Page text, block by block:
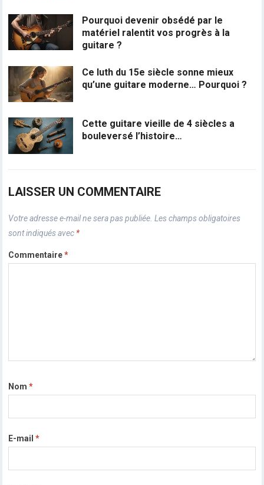
Pourquoi devenir obsédé par le
matériel ralentit vos progrès à la
guitare ?
Ce luth du 15e siècle sonne mieux
qu’une guitare moderne… Pourquoi ?
Cette guitare vieille de 4 siècles a
bouleversé l’histoire…
LAISSER UN COMMENTAIRE
Votre adresse e-mail ne sera pas publiée. Les champs obligatoires
sont indiqués avec *
Commentaire*
Nom*
E-mail*